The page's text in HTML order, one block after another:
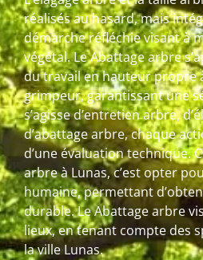
réalisés au hasard, mais
démarche réfléchie visant à
végétal. Le Abattage arbre
du travail en hauteur propre
grimpeur, garantissant une
s’agisse d’entretien arbre,
d’abattage arbre, chaque
d’une évaluation technique.
arbre à Lunas, c’est opter
humaine, permettant
durable. Le Abattage arbre
lieux, en tenant compte des
la ville Lunas.